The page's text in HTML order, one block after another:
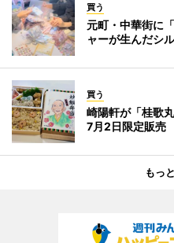
買う
元町・中華街に
ャーが生んだシ
買う
崎陽軒が「桂歌
7月2日限定販売
もっ